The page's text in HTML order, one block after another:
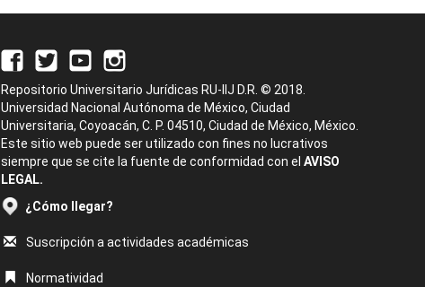
Repositorio Universitario Jurídicas RU-IIJ D.R. © 2018.
Universidad Nacional Autónoma de México, Ciudad
Universitaria, Coyoacán, C. P. 04510, Ciudad de México, México.
Este sitio web puede ser utilizado con fines no lucrativos
siempre que se cite la fuente de conformidad con el AVISO
LEGAL.
¿Cómo llegar?
Suscripción a actividades académicas
Normatividad